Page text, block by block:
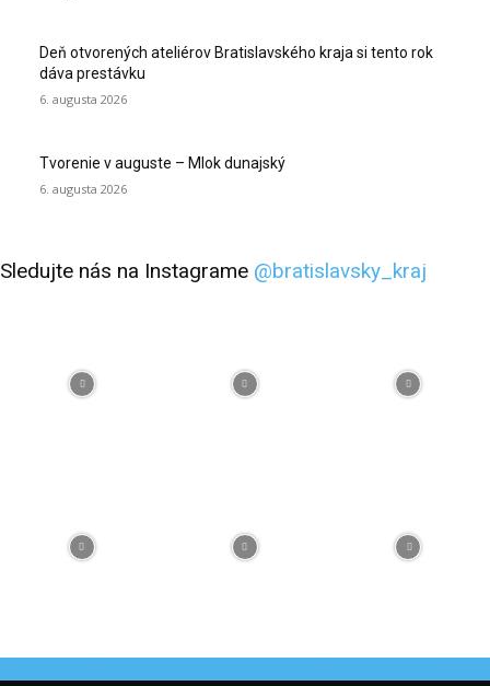
Deň otvorených ateliérov Bratislavského kraja si tento rok
dáva prestávku
6. augusta 2026
Tvorenie v auguste – Mlok dunajský
6. augusta 2026
Sledujte nás na Instagrame @bratislavsky_kraj